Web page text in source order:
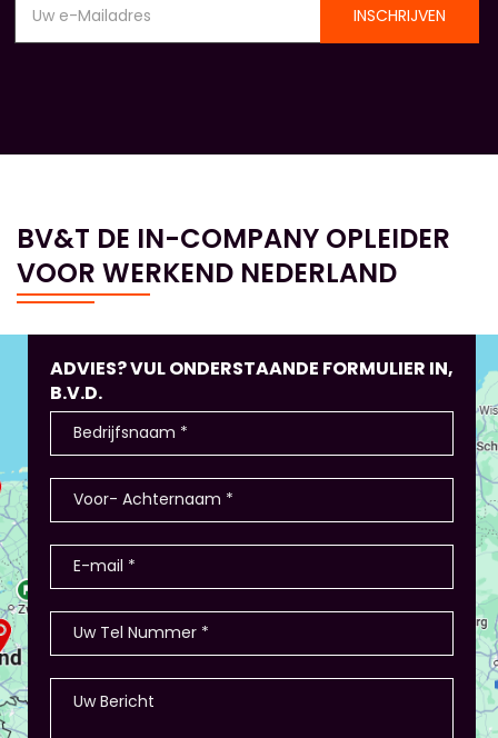
INSCHRIJVEN
BV&T DE IN-COMPANY OPLEIDER
VOOR WERKEND NEDERLAND
ADVIES? VUL ONDERSTAANDE FORMULIER IN,
B.V.D.